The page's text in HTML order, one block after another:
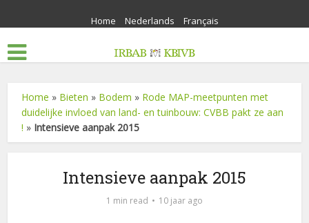
Home Nederlands Français
Home » Bieten » Bodem » Rode MAP-meetpunten met
duidelijke invloed van land- en tuinbouw: CVBB pakt ze aan
! » Intensieve aanpak 2015
Intensieve aanpak 2015
1 min read 10 jaar ago